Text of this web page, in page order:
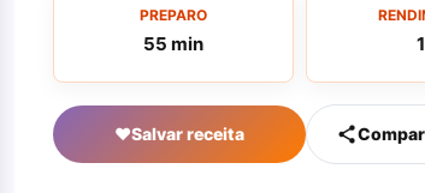
PREPARO
55 min
♥Salvar receita